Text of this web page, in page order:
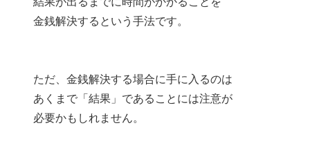
金銭解決するという手法です。
ただ、金銭解決する場合に手に入るのは
あくまで「結果」であることには注意が
必要かもしれません。